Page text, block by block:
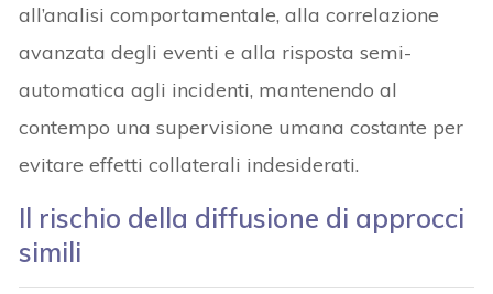
all’analisi comportamentale, alla correlazione
avanzata degli eventi e alla risposta semi-
automatica agli incidenti, mantenendo al
contempo una supervisione umana costante per
evitare effetti collaterali indesiderati.
Il rischio della diffusione di approcci
simili